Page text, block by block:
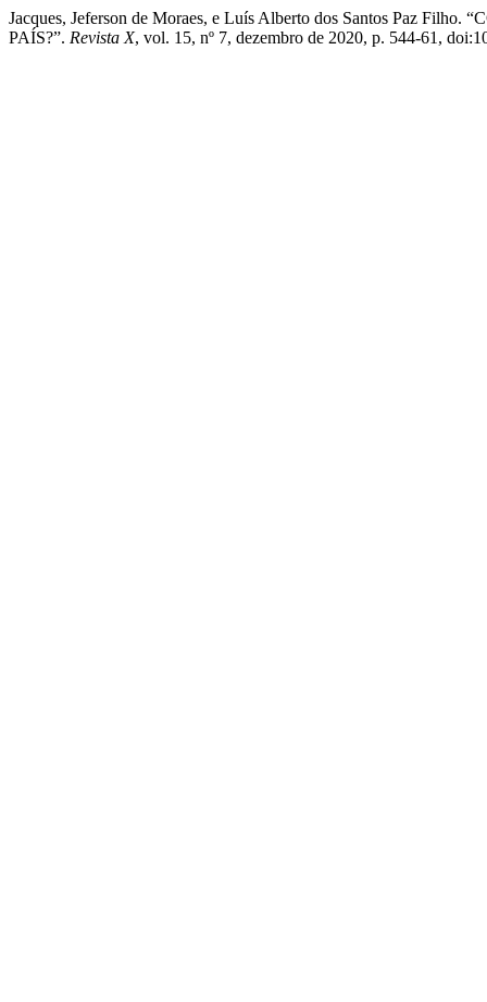
Jacques, Jeferson de Moraes, e Luís Alberto dos Santos Paz
PAÍS?”. Revista X, vol. 15, nº 7, dezembro de 2020, p. 544-61,